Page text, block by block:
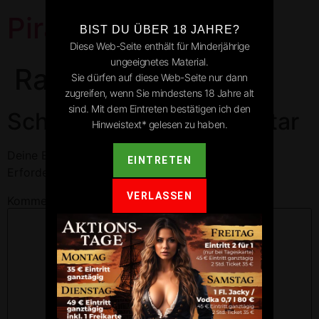
Pirates Park
Rauenberg
Schreibe einen Kommentar
Deine E-Mail-Adresse wird nicht veröffentlicht.
BIST DU ÜBER 18 JAHRE?
Diese Web-Seite enthält für Minderjährige
ungeeignetes Material.
Sie dürfen auf diese Web-Seite nur dann
zugreifen, wenn Sie mindestens 18 Jahre alt
sind. Mit dem Eintreten bestätigen ich den
Hinweistext* gelesen zu haben.
EINTRETEN
VERLASSEN